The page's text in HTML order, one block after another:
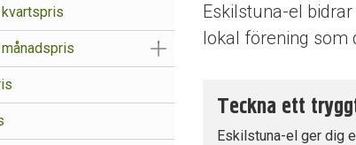
Visa/Göm undermeny
Eskilstuna-el
lokal förening som
Teckna ett
Eskilstuna-el ger dig